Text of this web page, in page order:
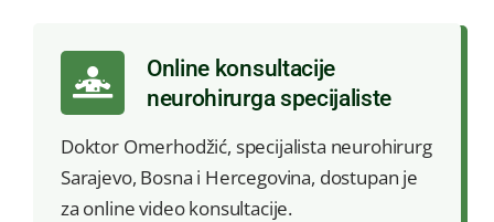
Online konsultacije
neurohirurga specijaliste
Doktor Omerhodžić, specijalista neurohirurg
Sarajevo, Bosna i Hercegovina, dostupan je
za online video konsultacije.